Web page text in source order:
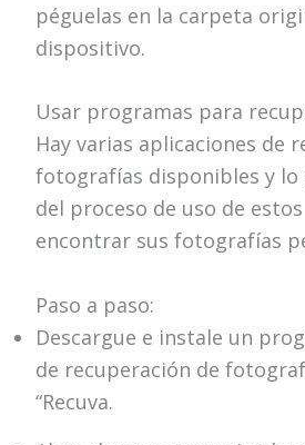
péguelas en la carpeta
dispositivo.
Usar programas para
Hay varias aplicaciones de
fotografías disponibles y lo
del proceso de uso de
encontrar sus fotografías
Paso a paso:
Descargue e instale un
de recuperación de
“Recuva.